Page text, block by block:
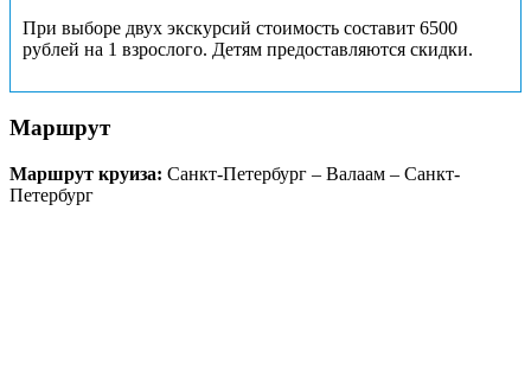
При выборе двух экскурсий стоимость составит 6500
рублей на 1 взрослого. Детям предоставляются скидки.
Маршрут
Маршрут круиза: Санкт-Петербург – Валаам – Санкт-
Петербург